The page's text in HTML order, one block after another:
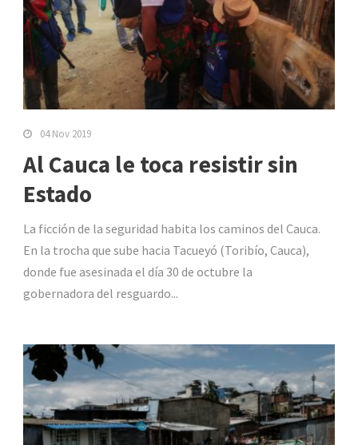
04 Nov 2019
Al Cauca le toca resistir sin
Estado
La ficción de la seguridad habita los caminos del Cauca.
En la trocha que sube hacia Tacueyó (Toribío, Cauca),
donde fue asesinada el día 30 de octubre la
gobernadora del resguardo...